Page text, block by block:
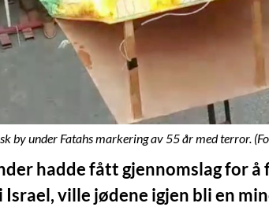
by under Fatahs markering av 55 år med terror.
hadde fått gjennomslag for
Israel, ville jødene igjen bli en